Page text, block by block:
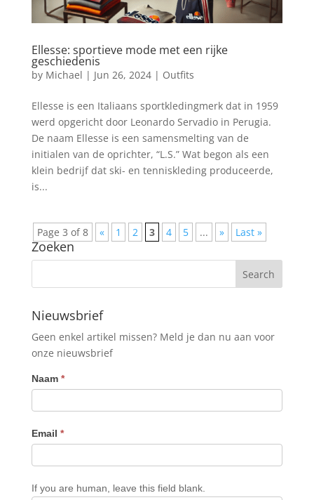
Ellesse: sportieve mode met een rijke
geschiedenis
by Michael | Jun 26, 2024| Outfits
Ellesse is een Italiaans sportkledingmerk dat in 1959
werd opgericht door Leonardo Servadio in Perugia.
De naam Ellesse is een samensmelting van de
initialen van de oprichter, “L.S.” Wat begon als een
klein bedrijf dat ski- en tenniskleding produceerde,
is...
Page 3 of 8 « 1 2 3 4 5 ... » Last »
Zoeken
Nieuwsbrief
Geen enkel artikel missen? Meld je dan nu aan voor
onze nieuwsbrief
Nieuwsbrief
Naam *
Email *
If you are human, leave this field blank.